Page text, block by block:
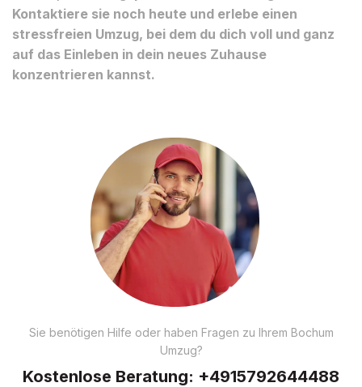
Kontaktiere sie noch heute und erlebe einen
stressfreien Umzug, bei dem du dich voll und ganz
auf das Einleben in dein neues Zuhause
konzentrieren kannst.
Sie benötigen Hilfe oder haben Fragen zu Ihrem Bochum
Umzug?
Kostenlose Beratung: +4915792644488